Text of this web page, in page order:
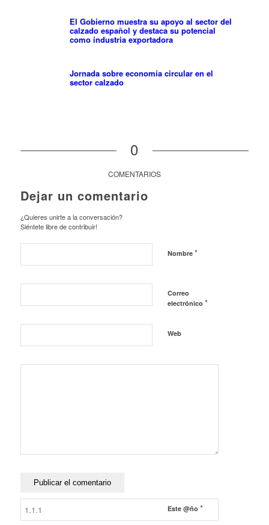
El Gobierno muestra su apoyo al sector del
calzado español y destaca su potencial
como industria exportadora
Jornada sobre economía circular en el
sector calzado
0
COMENTARIOS
Dejar un comentario
¿Quieres unirte a la conversación?
Siéntete libre de contribuir!
Nombre *
Correo
electrónico *
Web
Este @ño *